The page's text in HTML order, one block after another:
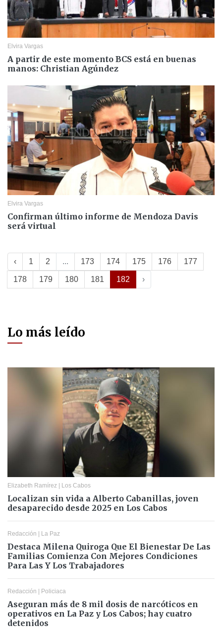
Elvira Vargas
A partir de este momento BCS está en buenas
manos: Christian Agúndez
Elvira Vargas
Confirman último informe de Mendoza Davis
será virtual
‹ 1 2 ... 173 174 175 176 177
178 179 180 181 182 ›
Lo más leído
Elizabeth Ramírez Los Cabos
Localizan sin vida a Alberto Cabanillas, joven
desaparecido desde 2025 en Los Cabos
Redacción La Paz
Destaca Milena Quiroga Que El Bienestar De Las
Familias Comienza Con Mejores Condiciones
Para Las Y Los Trabajadores
Redacción Policiaca
Aseguran más de 8 mil dosis de narcóticos en
operativos en La Paz y Los Cabos; hay cuatro
detenidos